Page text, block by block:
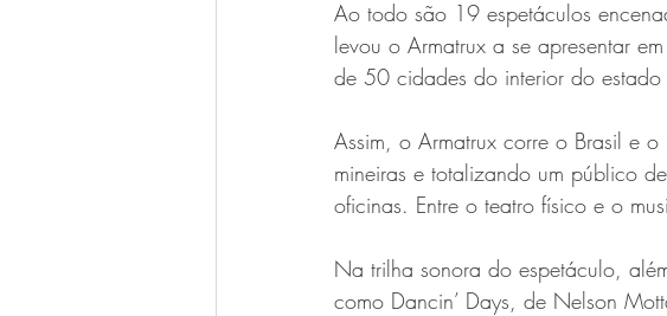
Ao todo são 19 espetáculos
levou o Armatrux a se apresentar
de 50 cidades do interior do
Assim, o Armatrux corre o Brasil e
mineiras e totalizando um público
oficinas. Entre o teatro físico e o
Na trilha sonora do espetáculo,
como Dancin’ Days, de Nelson